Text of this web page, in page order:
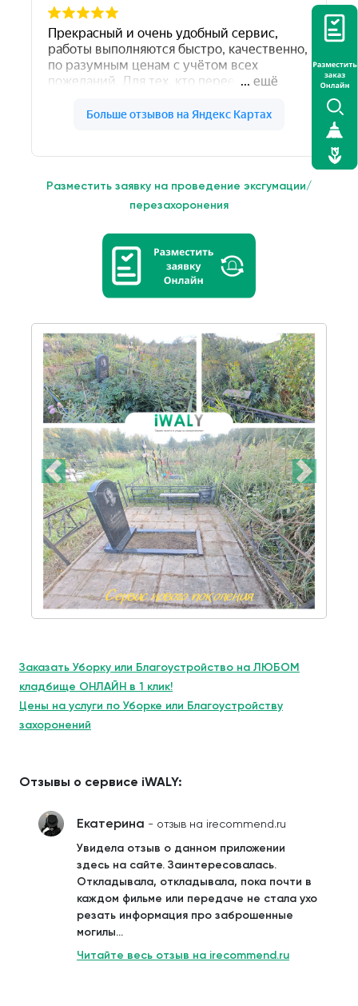
Разместить заявку на проведение эксгумации/
перезахоронения
Заказать Уборку или Благоустройство на ЛЮБОМ
кладбище ОНЛАЙН в 1 клик!
Цены на услуги по Уборке или Благоустройству
захоронений
Отзывы о сервисе iWALY:
Екатерина - отзыв на irecommend.ru
Увидела отзыв о данном приложении
здесь на сайте. Заинтересовалась.
Откладывала, откладывала, пока почти в
каждом фильме или передаче не стала ухо
резать информация про заброшенные
могилы...
Читайте весь отзыв на irecommend.ru